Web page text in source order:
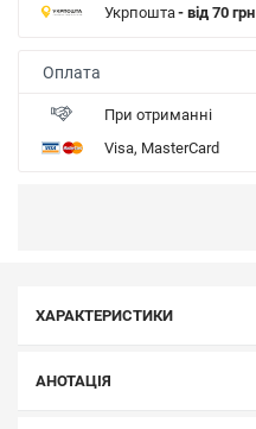
Укрпошта- від 70 грн
Оплата
При отриманні
Visa, MasterCard
ХАРАКТЕРИСТИКИ
АНОТАЦІЯ